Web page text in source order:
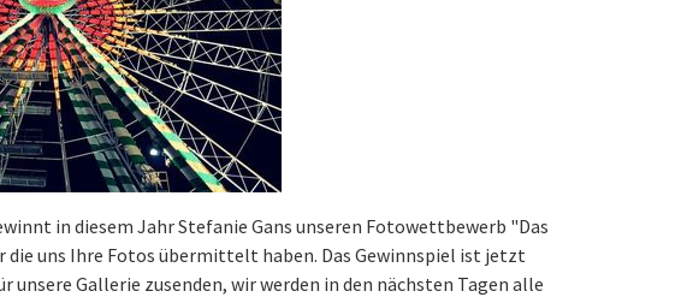
in diesem Jahr Stefanie Gans unseren Fotowettbewerb "Das
die uns Ihre Fotos übermittelt haben. Das Gewinnspiel ist jetzt
Gallerie zusenden, wir werden in den nächsten Tagen alle